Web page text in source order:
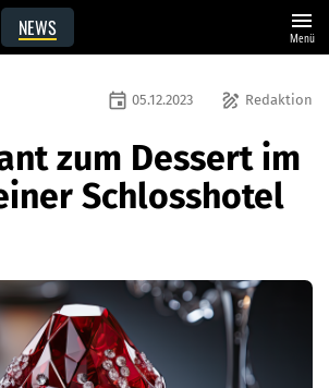
NEWS menu
Menü
draw Redaktion
event 05.12.2023
zum Dessert im
Schlosshotel